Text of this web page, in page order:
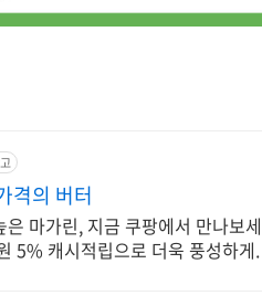
격의 버터
마가린, 지금 쿠팡에서 만나보
5% 캐시적립으로 더욱 풍성하게.